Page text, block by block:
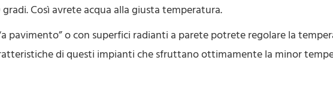
Così avrete acqua alla giusta temperatura.
pavimento” o con superfici radianti a parete potrete regolare la
di questi impianti che sfruttano ottimamente la minor